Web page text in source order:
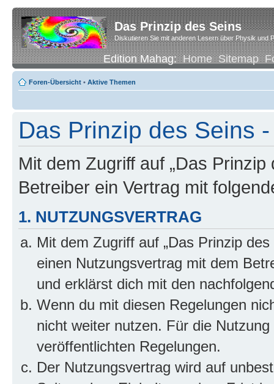
Das Prinzip des Seins
Diskutieren Sie mit anderen Lesern über Physik und
Edition Mahag:Home Sitemap
Foren-Übersicht • Aktive Themen
Das Prinzip des Seins
Mit dem Zugriff auf „Das
Betreiber ein Vertrag mit
1. NUTZUNGSVERTRAG
Mit dem Zugriff auf „Das Prinzip
einen Nutzungsvertrag mit dem
und erklärst dich mit den
Wenn du mit diesen Regelungen
nicht weiter nutzen. Für die
veröffentlichten Regelungen.
Der Nutzungsvertrag wird auf